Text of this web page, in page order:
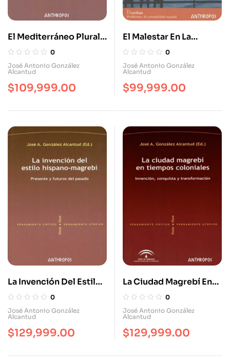
El Mediterráneo Plural
En La Edad Moderna.
Sujeto Histórico Y
Diversidad Cultural
0
José Antonio González
Alcantud
$109,999.00
El Malestar En La
Cultura Patrimonial. La
Otra Memoria Global
0
José Antonio González
Alcantud
$99,999.00
La Invención Del Estilo
Hispano Magrebi
0
José Antonio González
Alcantud
$129,999.00
La Ciudad Magrebí En
Tiempos Coloniales
0
José Antonio González
Alcantud
$129,999.00